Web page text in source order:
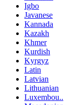
Igbo
Javanese
Kannada
Kazakh
Khmer
Kurdish
Kyrgyz
Latin
Latvian
Lithuanian
Luxembou..